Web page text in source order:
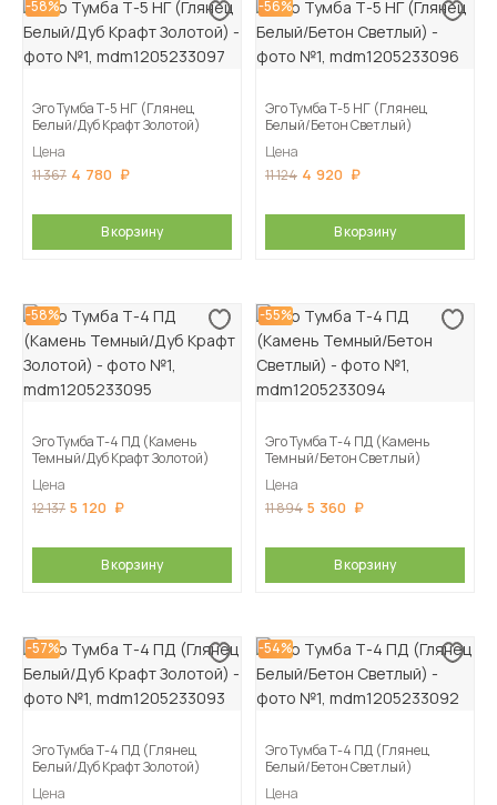
-58%
Эго Тумба Т-5 НГ (Глянец
Белый/Дуб Крафт Золотой)
Цена
11 367 4 780
В корзину
-56%
Эго Тумба Т-5 НГ (Глянец
Белый/Бетон Светлый)
Цена
11 124 4 920
В корзину
-58%
Эго Тумба Т-4 ПД (Камень
Темный/Дуб Крафт Золотой)
Цена
12 137 5 120
В корзину
-55%
Эго Тумба Т-4 ПД (Камень
Темный/Бетон Светлый)
Цена
11 894 5 360
В корзину
-57%
Эго Тумба Т-4 ПД (Глянец
Белый/Дуб Крафт Золотой)
Цена
-54%
Эго Тумба Т-4 ПД (Глянец
Белый/Бетон Светлый)
Цена